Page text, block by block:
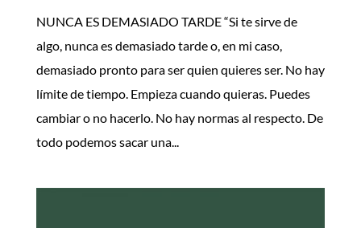
NUNCA ES DEMASIADO TARDE “Si te sirve de
algo, nunca es demasiado tarde o, en mi caso,
demasiado pronto para ser quien quieres ser. No hay
límite de tiempo. Empieza cuando quieras. Puedes
cambiar o no hacerlo. No hay normas al respecto. De
todo podemos sacar una...